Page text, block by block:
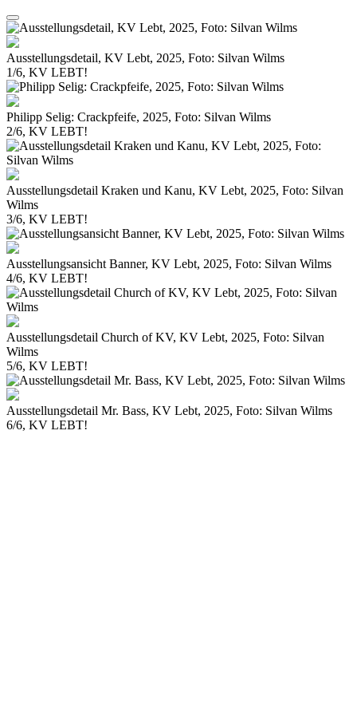
Ausstellungsdetail, KV Lebt, 2025, Foto: Silvan Wilms
1/6, KV LEBT!
Philipp Selig: Crackpfeife, 2025, Foto: Silvan Wilms
2/6, KV LEBT!
Ausstellungsdetail Kraken und Kanu, KV Lebt, 2025, Foto: Silvan
Wilms
3/6, KV LEBT!
Ausstellungsansicht Banner, KV Lebt, 2025, Foto: Silvan Wilms
4/6, KV LEBT!
Ausstellungsdetail Church of KV, KV Lebt, 2025, Foto: Silvan
Wilms
5/6, KV LEBT!
Ausstellungsdetail Mr. Bass, KV Lebt, 2025, Foto: Silvan Wilms
6/6, KV LEBT!